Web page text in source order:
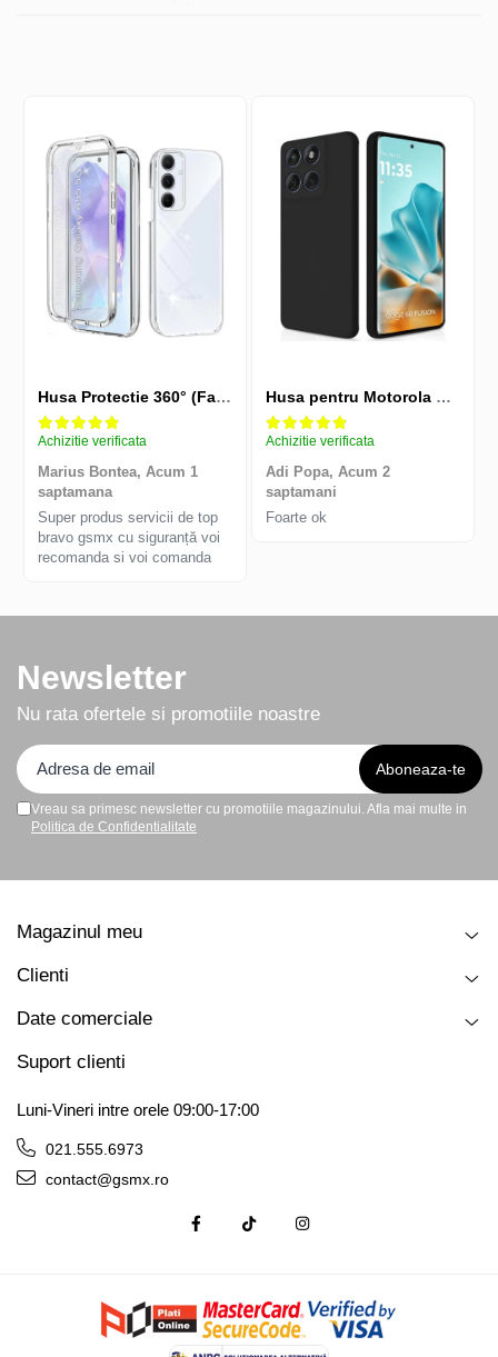
Husa Protectie 360° (Fata+Spate) compatibila Samsung Galaxy A55 5G, Transparanta, Protectie Completa
Achizitie verificata
Marius Bontea, Acum 1
saptamana
Super produs servicii de top
bravo gsmx cu siguranță voi
recomanda si voi comanda
Husa pentru Motorola Edge 60 Fusion din sIlicon catifelat cu interior din microfibra si protectie la camere - Negru
Achizitie verificata
Adi Popa, Acum 2
saptamani
Foarte ok
Newsletter
Nu rata ofertele si promotiile noastre
Vreau sa primesc newsletter cu promotiile magazinului. Afla mai multe in
Politica de Confidentialitate
Magazinul meu
Clienti
Date comerciale
Suport clienti
Luni-Vineri intre orele 09:00-17:00
021.555.6973
contact@gsmx.ro